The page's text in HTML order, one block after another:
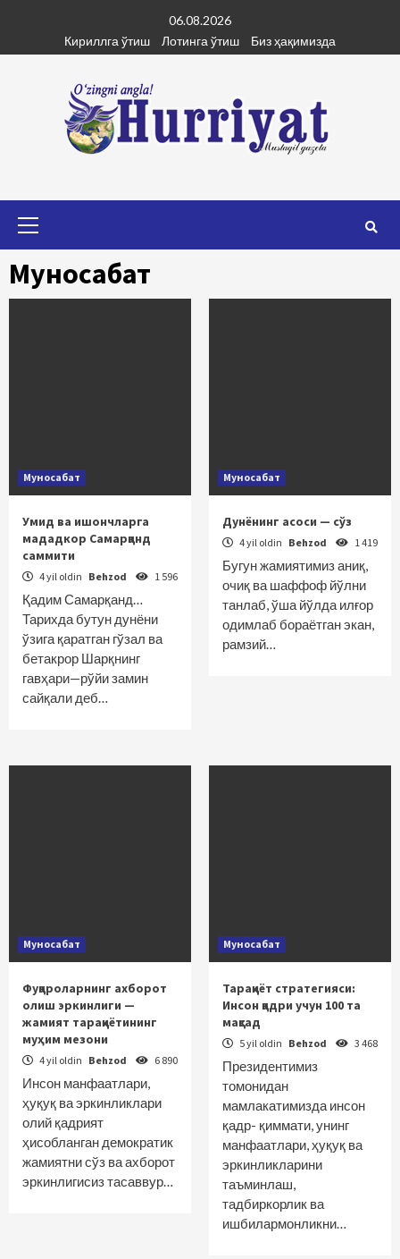
content
06.08.2026
Кириллга ўтиш
Лотинга ўтиш Биз ҳақимизда
Муносабат
Муносабат
Умид ва ишончларга
мададкор Самарқанд
саммити
4 yil oldin Behzod 1 596
Қадим Самарқанд…
Тарихда бутун дунёни
ўзига қаратган гўзал ва
бетакрор Шарқнинг
гавҳари—рўйи замин
сайқали деб…
Муносабат
Дунёнинг асоси — сўз
4 yil oldin Behzod 1 419
Бугун жамиятимиз аниқ,
очиқ ва шаффоф йўлни
танлаб, ўша йўлда илғор
одимлаб бораётган экан,
рамзий…
Муносабат
Фуқароларнинг ахборот
олиш эркинлиги —
жамият тараққиётининг
муҳим мезони
4 yil oldin Behzod 6 890
Инсон манфаатлари,
ҳуқуқ ва эркинликлари
олий қадрият
ҳисобланган демократик
жамиятни сўз ва ахборот
эркинлигисиз тасаввур…
Муносабат
Тараққиёт стратегияси:
Инсон қадри учун 100 та
мақсад
5 yil oldin Behzod 3 468
Президентимиз
томонидан
мамлакатимизда инсон
қадр- қиммати, унинг
манфаатлари, ҳуқуқ ва
эркинликларини
таъминлаш,
тадбиркорлик ва
ишбилармонликни…